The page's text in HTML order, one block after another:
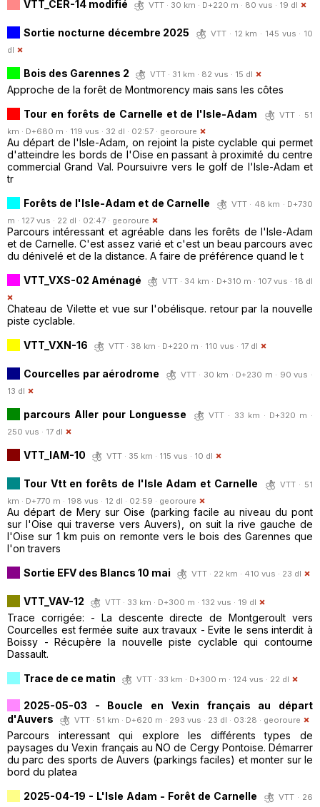
VTT_CER-14 modifié VTT · 30 km · D+220 m · 80 vus · 19 dl
Sortie nocturne décembre 2025
VTT · 12 km · 145 vus · 10
dl
Bois des Garennes 2 VTT · 31 km · 82 vus · 15 dl
Approche de la forêt de Montmorency mais sans les côtes
Tour en forêts de Carnelle et de l'Isle-Adam
VTT · 51
km · D+680 m · 119 vus · 32 dl · 02:57 · georoure
Au départ de l'Isle-Adam, on rejoint la piste cyclable qui permet
d'atteindre les bords de l'Oise en passant à proximité du centre
commercial Grand Val. Poursuivre vers le golf de l'Isle-Adam et
tr
Forêts de l'Isle-Adam et de Carnelle
VTT · 48 km · D+730
m · 127 vus · 22 dl · 02:47 · georoure
Parcours intéressant et agréable dans les forêts de l'Isle-Adam
et de Carnelle. C'est assez varié et c'est un beau parcours avec
du dénivelé et de la distance. A faire de préférence quand le t
VTT_VXS-02 Aménagé
VTT · 34 km · D+310 m · 107 vus · 18 dl
Chateau de Vilette et vue sur l'obélisque. retour par la nouvelle
piste cyclable.
VTT_VXN-16
VTT · 38 km · D+220 m · 110 vus · 17 dl
Courcelles par aérodrome
VTT · 30 km · D+230 m · 90 vus ·
13 dl
parcours Aller pour Longuesse
VTT · 33 km · D+320 m ·
250 vus · 17 dl
VTT_IAM-10 VTT · 35 km · 115 vus · 10 dl
Tour Vtt en forêts de l'Isle Adam et Carnelle
VTT · 51
km · D+770 m · 198 vus · 12 dl · 02:59 · georoure
Au départ de Mery sur Oise (parking facile au niveau du pont
sur l'Oise qui traverse vers Auvers), on suit la rive gauche de
l'Oise sur 1 km puis on remonte vers le bois des Garennes que
l'on travers
Sortie EFV des Blancs 10 mai
VTT · 22 km · 410 vus · 23 dl
VTT_VAV-12 VTT · 33 km · D+300 m · 132 vus · 19 dl
Trace corrigée: - La descente directe de Montgeroult vers
Courcelles est fermée suite aux travaux - Evite le sens interdit à
Boissy - Récupère la nouvelle piste cyclable qui contourne
Dassault.
Trace de ce matin
VTT · 33 km · D+300 m · 124 vus · 22 dl
2025-05-03 - Boucle en Vexin français au départ
d'Auvers
VTT · 51 km · D+620 m · 293 vus · 23 dl · 03:28 · georoure
Parcours interessant qui explore les différents types de
paysages du Vexin français au NO de Cergy Pontoise. Démarrer
du parc des sports de Auvers (parkings faciles) et monter sur le
bord du platea
2025-04-19 - L'Isle Adam - Forêt de Carnelle
VTT · 26